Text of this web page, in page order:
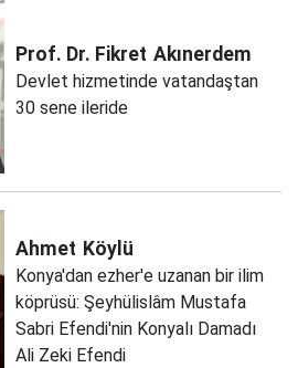
Prof. Dr. Fikret Akınerdem
Devlet hizmetinde vatandaştan
30 sene ileride
Ahmet Köylü
Konya'dan ezher'e uzanan bir ilim
köprüsü: Şeyhülislâm Mustafa
Sabri Efendi'nin Konyalı Damadı
Ali Zeki Efendi